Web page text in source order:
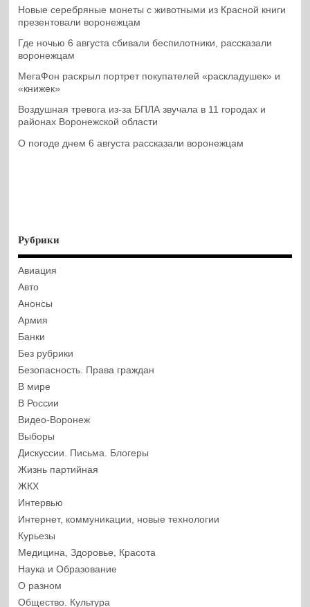
Новые серебряные монеты с животными из Красной книги
презентовали воронежцам
Где ночью 6 августа сбивали беспилотники, рассказали
воронежцам
МегаФон раскрыл портрет покупателей «раскладушек» и
«книжек»
Воздушная тревога из-за БПЛА звучала в 11 городах и
районах Воронежской области
О погоде днем 6 августа рассказали воронежцам
Рубрики
Авиация
Авто
Анонсы
Армия
Банки
Без рубрики
Безопасность. Права граждан
В мире
В России
Видео-Воронеж
Выборы
Дискуссии. Письма. Блогеры
Жизнь партийная
ЖКХ
Интервью
Интернет, коммуникации, новые технологии
Курьезы
Медицина, Здоровье, Красота
Наука и Образование
О разном
Общество. Культура